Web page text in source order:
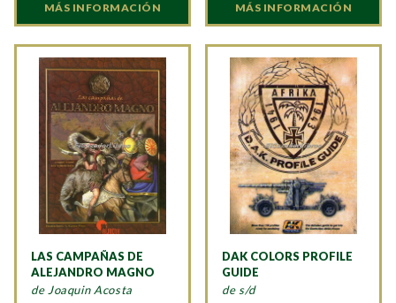
MÁS INFORMACIÓN MÁS INFORMACIÓN
LAS CAMPAÑAS DE
ALEJANDRO MAGNO
de Joaquin Acosta
DAK COLORS PROFILE
GUIDE
de s/d